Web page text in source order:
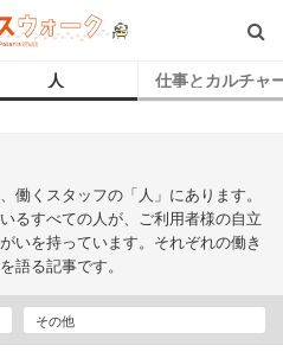
人 仕事とカルチャ
働くスタッフの「人」にあります。
るすべての人が、ご利用者様の自立
いを持っています。それぞれの働き
語る記事です。
その他